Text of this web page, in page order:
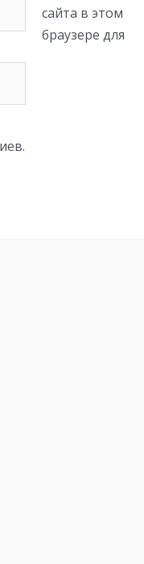
сайта в этом
браузере для